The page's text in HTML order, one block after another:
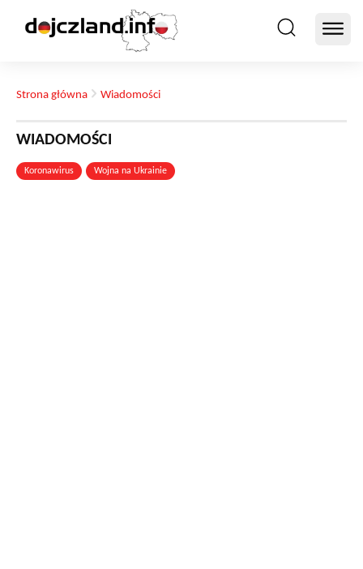
Strona główna Wiadomości
WIADOMOŚCI
Koronawirus Wojna na Ukrainie